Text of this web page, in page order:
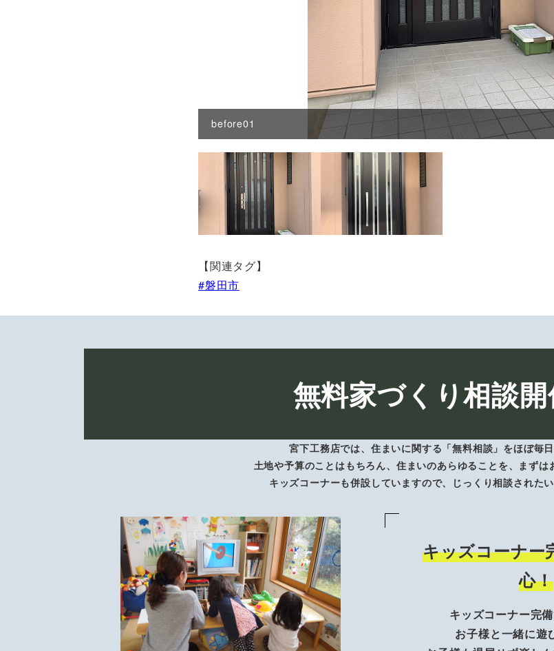
before01
【関連タグ】
磐田市
無料家づくり相談開
宮下工務店では、住まいに関する「無料相談」をほぼ毎
土地や予算のことはもちろん、住まいのあらゆることを、まずは
キッズコーナーも併設していますので、じっくり相談されたい
キッズコーナー
心！
キッズコーナー完
お子様と一緒に遊